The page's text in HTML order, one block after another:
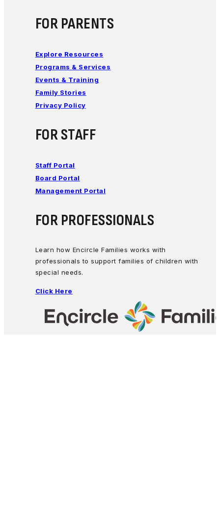
FOR PARENTS
Explore Resources
Programs & Services
Events & Training
Family Stories
Privacy Policy
FOR STAFF
Staff Portal
Board Portal
Management Portal
FOR PROFESSIONALS
Learn how Encircle Families works with
professionals to support families of children with
special needs.
Click Here